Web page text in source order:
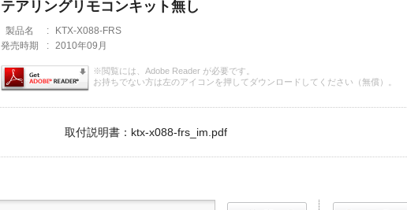
テアリングリモコンキット無し
製品名 :
KTX-X088-FRS
発売時期
: 2010年09月
※閲覧には、Adobe Reader が必要です。
お持ちでない方は左のアイコンを押してダウンロードしてください（無償）。
取付説明書：ktx-x088-frs_im.pdf